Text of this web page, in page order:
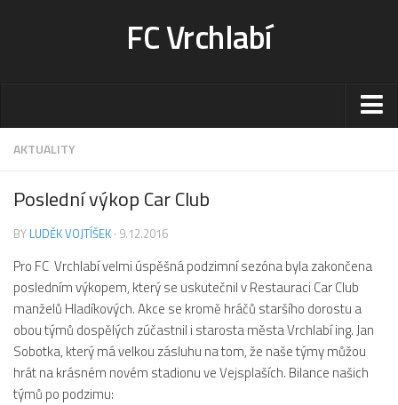
FC Vrchlabí
Stadion
Kontakt-rezervace
Ceník
Fotogalerie
Klub
Kontakt
Vedení
Historie
AKTUALITY
Poslední výkop Car Club
BY LUDĚK VOJTÍŠEK · 9.12.2016
Pro FC Vrchlabí velmi úspěšná podzimní sezóna byla zakončena
posledním výkopem, který se uskutečnil v Restauraci Car Club
manželů Hladíkových. Akce se kromě hráčů staršího dorostu a
obou týmů dospělých zúčastnil i starosta města Vrchlabí ing. Jan
Sobotka, který má velkou zásluhu na tom, že naše týmy můžou
hrát na krásném novém stadionu ve Vejsplaších. Bilance našich
týmů po podzimu: